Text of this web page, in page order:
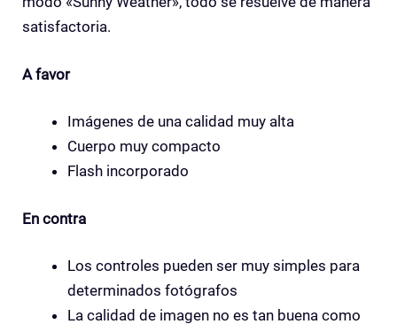
satisfactoria.
A favor
Imágenes de una calidad muy alta
Cuerpo muy compacto
Flash incorporado
En contra
Los controles pueden ser muy simples para
determinados fotógrafos
La calidad de imagen no es tan buena como